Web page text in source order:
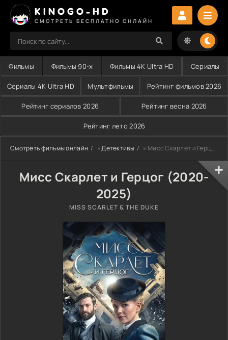
KINOGO-HD
СМОТРЕТЬ БЕСПЛАТНО ОНЛАЙН
Фильмы Фильмы 90-х Фильмы 4K Ultra HD Сериалы
Сериалы 4K Ultra HD Мультфильмы Рейтинг фильмов 2026
Рейтинг сериалов 2026 Рейтинг весна 2026
Рейтинг лето 2026
Смотреть фильмы онлайн »Детективы » Мисс Скарлет и Герцог (2020-2025)
Мисс Скарлет и Герцог (2020-
2025)
MISS SCARLET & THE DUKE